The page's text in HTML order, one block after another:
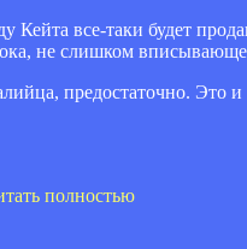
все-таки будет
не слишком
предостаточно.
полностью